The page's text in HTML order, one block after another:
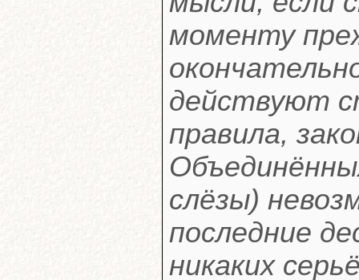
моменту
действуют
правила,
слёзы)
последние
никаких